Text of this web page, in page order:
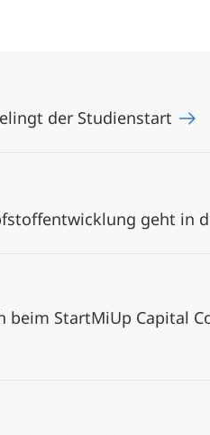
der Studienstart
geht in
beim StartMiUp Capital